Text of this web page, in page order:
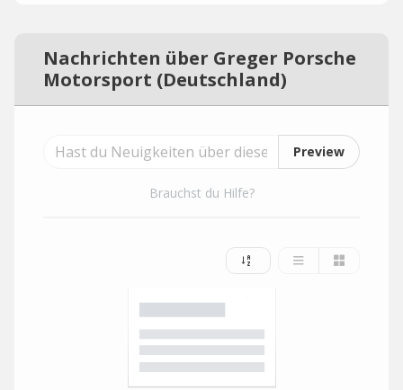
Nachrichten über Greger Porsche
Motorsport (Deutschland)
Preview
Brauchst du Hilfe?